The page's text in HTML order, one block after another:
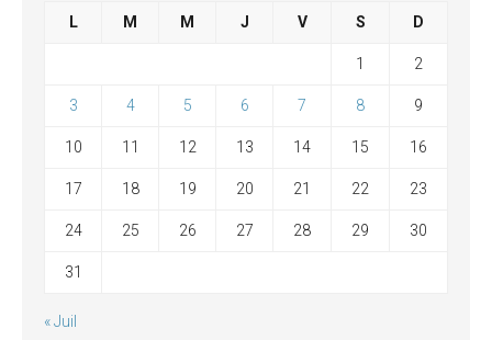
L M M J V S D
1 2
3 4 5 6 7 8 9
10 11 12 13 14 15 16
17 18 19 20 21 22 23
24 25 26 27 28 29 30
31
« Juil